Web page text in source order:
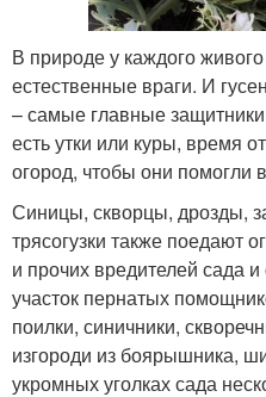
В природе у каждого
естественные враги. И
– самые главные
есть утки или куры, время
огород, чтобы они помогли
Синицы, скворцы, дрозды,
трясогузки также поедают
и прочих вредителей сада
участок пернатых
поилки, синичники,
изгороди из боярышника,
укромных уголках сада